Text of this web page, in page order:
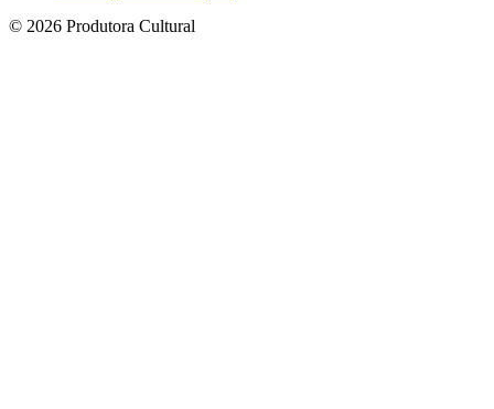
© 2026 Produtora Cultural